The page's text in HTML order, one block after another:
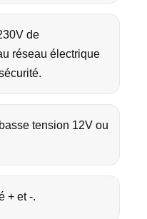
de
réseau électrique
tension 12V ou
+ et -.